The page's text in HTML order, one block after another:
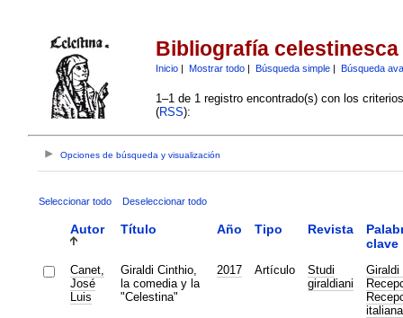
Bibliografía celestinesca
Inicio| Mostrar todo| Búsqueda simple| Búsqueda
1–1 de 1 registro encontrado(s) con los
(RSS):
Opciones de búsqueda y visualización
Seleccionar todo Deseleccionar todo
Autor Título Año Tipo Revista
clave
Canet,
José
Luis
Giraldi Cinthio,
la comedia y la
"Celestina"
2017 Artículo
Studi
giraldiani
Giraldi
italiana